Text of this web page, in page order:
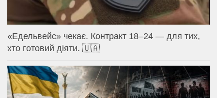
«Едельвейс» чекає. Контракт 18–24 — для тих,
хто готовий діяти. 🇺🇦